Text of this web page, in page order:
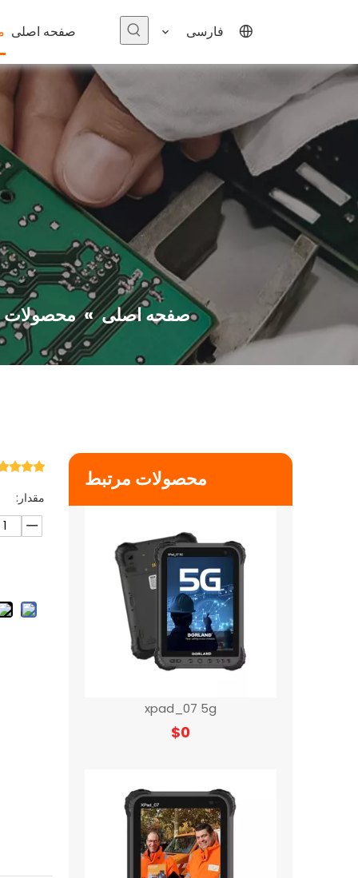
صفحه اصلی فارسی
صفحه اصلی »محصولات
مقدار:
محصولات مرتبط
$ 0
xpad_07 5g
$0